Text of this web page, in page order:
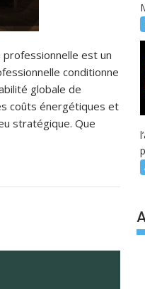
professionnelle est un
conditionne
globale de
coûts énergétiques et
stratégique. Que